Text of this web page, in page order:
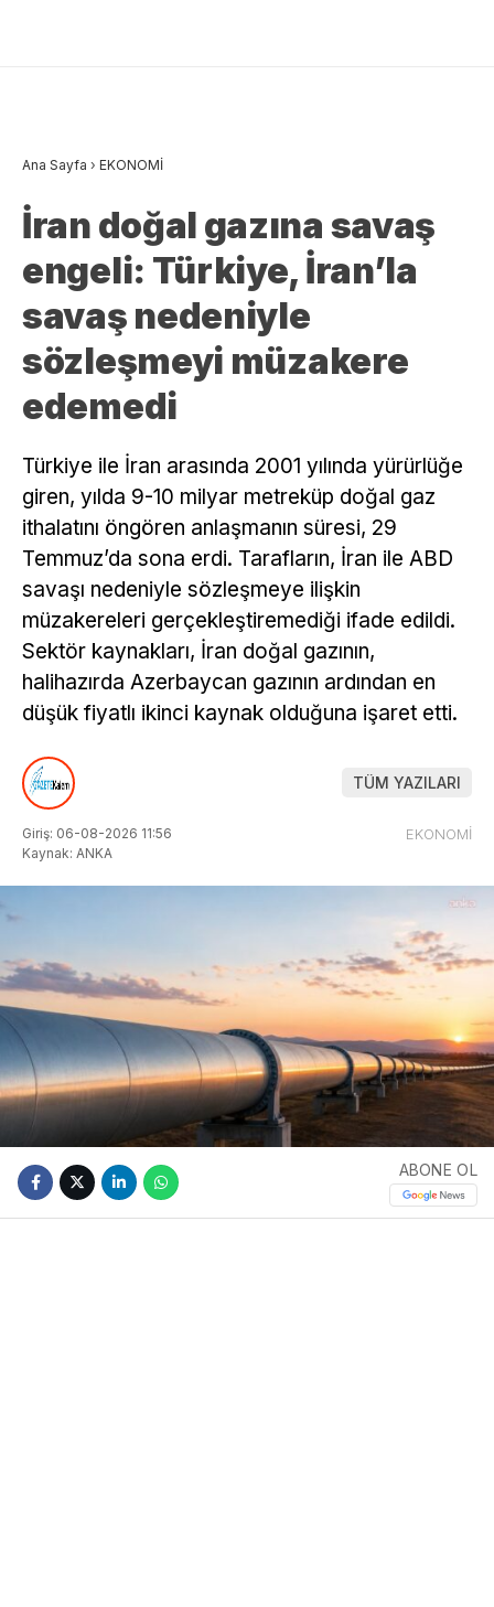
Ana Sayfa › EKONOMİ
İran doğal gazına savaş
engeli: Türkiye, İran’la
savaş nedeniyle
sözleşmeyi müzakere
edemedi
Türkiye ile İran arasında 2001 yılında yürürlüğe
giren, yılda 9-10 milyar metreküp doğal gaz
ithalatını öngören anlaşmanın süresi, 29
Temmuz’da sona erdi. Tarafların, İran ile ABD
savaşı nedeniyle sözleşmeye ilişkin
müzakereleri gerçekleştiremediği ifade edildi.
Sektör kaynakları, İran doğal gazının,
halihazırda Azerbaycan gazının ardından en
düşük fiyatlı ikinci kaynak olduğuna işaret etti.
TÜM YAZILARI
Giriş: 06-08-2026 11:56
Kaynak: ANKA
EKONOMİ
ABONE OL